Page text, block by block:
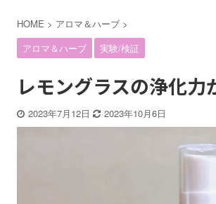
HOME > アロマ＆ハーブ >
アロマ＆ハーブ
実験/検証
レモングラスの浄化力
2023年7月12日 2023年10月6日